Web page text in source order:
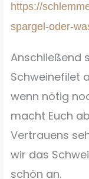
https://
spargel-oder-
Anschließend
Schweinefilet
wenn nötig
macht Euch
Vertrauens
wir das
schön an.